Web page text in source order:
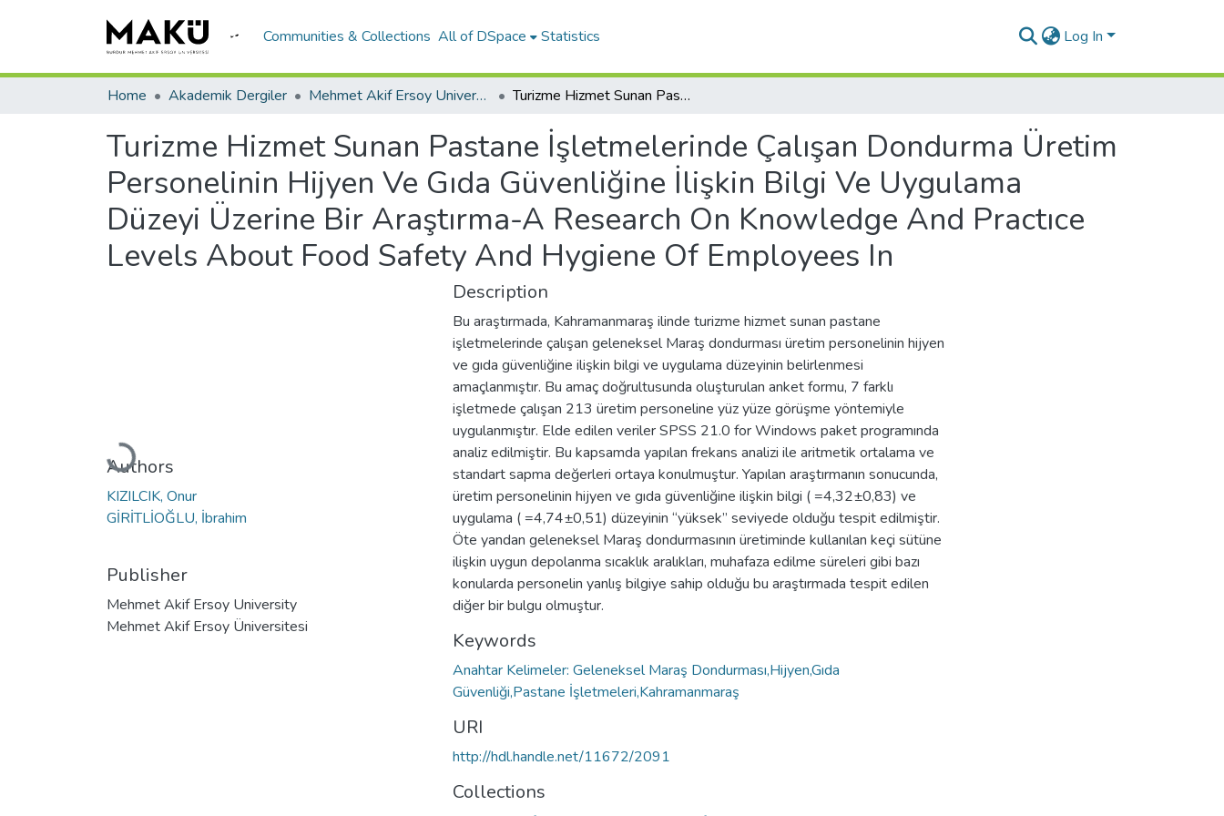
Communities & Collections All of DSpace Statistics Log In
Home Akademik Dergiler Mehmet Akif Ersoy University Journal of Social Sciences Institute Turizme Hizmet Sunan Pastane İşletmelerinde Çalışan Dondurma Üretim Personelinin Hijyen Ve Gıda Güvenliğine İlişkin Bilgi Ve Uygulama Düzeyi Üzerine Bir Araştırma-A Research On Knowledge And Practıce Levels About Food Safety And Hygiene Of Employees In
Turizme Hizmet Sunan Pastane İşletmelerinde Çalışan Dondurma Üretim
Personelinin Hijyen Ve Gıda Güvenliğine İlişkin Bilgi Ve Uygulama
Düzeyi Üzerine Bir Araştırma-A Research On Knowledge And Practıce
Levels About Food Safety And Hygiene Of Employees In
Loading...
Authors
KIZILCIK, Onur
GİRİTLİOĞLU, İbrahim
Publisher
Mehmet Akif Ersoy University
Mehmet Akif Ersoy Üniversitesi
Description
Bu araştırmada, Kahramanmaraş ilinde turizme hizmet sunan pastane
işletmelerinde çalışan geleneksel Maraş dondurması üretim personelinin hijyen
ve gıda güvenliğine ilişkin bilgi ve uygulama düzeyinin belirlenmesi
amaçlanmıştır. Bu amaç doğrultusunda oluşturulan anket formu, 7 farklı
işletmede çalışan 213 üretim personeline yüz yüze görüşme yöntemiyle
uygulanmıştır. Elde edilen veriler SPSS 21.0 for Windows paket programında
analiz edilmiştir. Bu kapsamda yapılan frekans analizi ile aritmetik ortalama ve
standart sapma değerleri ortaya konulmuştur. Yapılan araştırmanın sonucunda,
üretim personelinin hijyen ve gıda güvenliğine ilişkin bilgi ( =4,32±0,83) ve
uygulama ( =4,74±0,51) düzeyinin “yüksek” seviyede olduğu tespit edilmiştir.
Öte yandan geleneksel Maraş dondurmasının üretiminde kullanılan keçi sütüne
ilişkin uygun depolanma sıcaklık aralıkları, muhafaza edilme süreleri gibi bazı
konularda personelin yanlış bilgiye sahip olduğu bu araştırmada tespit edilen
diğer bir bulgu olmuştur.
Keywords
Anahtar Kelimeler: Geleneksel Maraş Dondurması,Hijyen,Gıda
Güvenliği,Pastane İşletmeleri,Kahramanmaraş
URI
http://hdl.handle.net/11672/2091
Collections